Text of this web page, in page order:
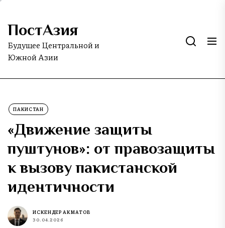
Skip
the
content
ПостАзия
Будущее Центральной и
Южной Азии
ПАКИСТАН
«Движение защиты
пуштунов»: от правозащиты
к вызову пакистанской
идентичности
ИСКЕНДЕР АКМАТОВ
30.04.2026